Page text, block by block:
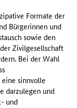
Formate der
Bürgerinnen und
sowie den
Zivilgesellschaft
Bei der Wahl
sinnvolle
darzulegen und
und